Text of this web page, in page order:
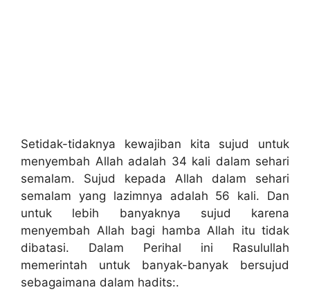
Setidak-tidaknya kewajiban kita sujud untuk
menyembah Allah adalah 34 kali dalam sehari
semalam. Sujud kepada Allah dalam sehari
semalam yang lazimnya adalah 56 kali. Dan
untuk lebih banyaknya sujud karena
menyembah Allah bagi hamba Allah itu tidak
dibatasi. Dalam Perihal ini Rasulullah
memerintah untuk banyak-banyak bersujud
sebagaimana dalam hadits:.